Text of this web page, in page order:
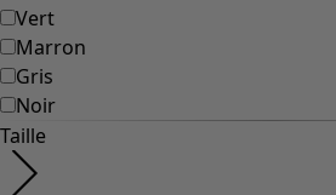
Vert
Marron
Gris
Noir
Taille